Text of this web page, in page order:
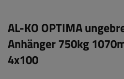
AL-KO OPTIMA
Anhänger 750kg
4x100